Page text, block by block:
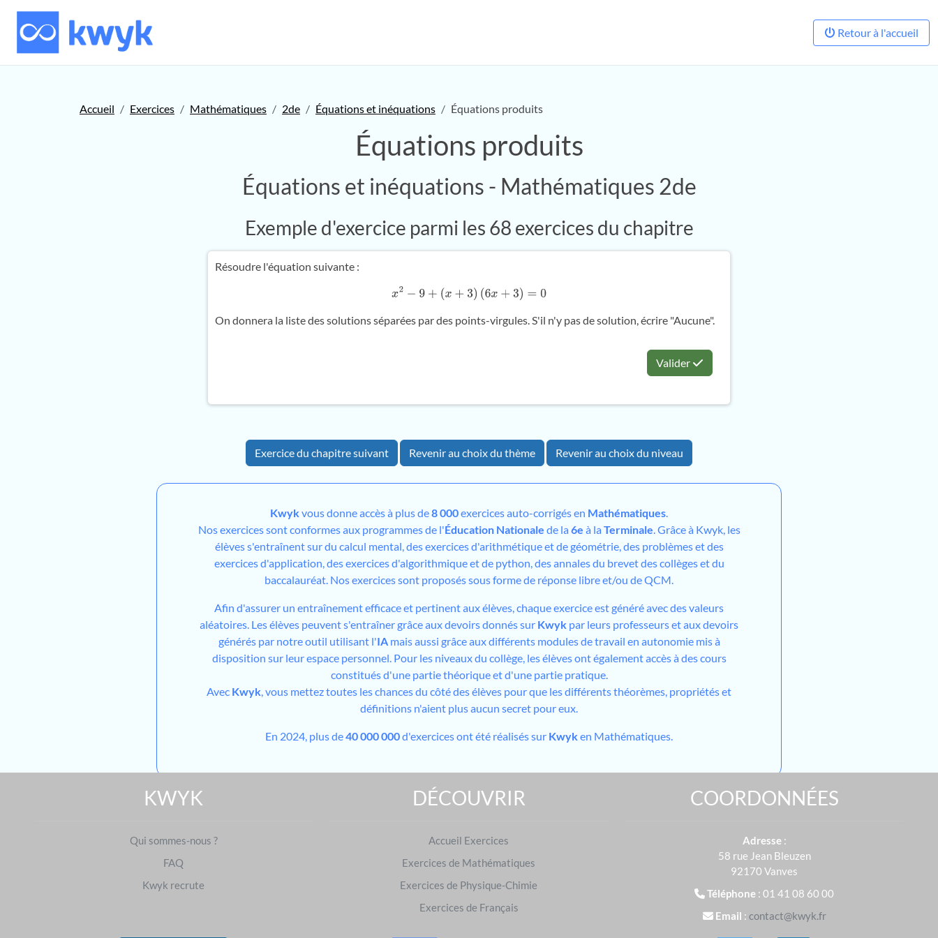
Retour à l'accueil
Accueil Exercices Mathématiques 2de Équations et inéquations Équations produits
Équations produits
Équations et inéquations - Mathématiques 2de
Exemple d'exercice parmi les 68 exercices du chapitre
Résoudre l'équation suivante :
x2− 9+( x+ 3)( 6x+3)= 0
On donnera la liste des solutions séparées par des points-virgules. S'il n'y pas de solution, écrire "Aucune".
Valider
Exercice du chapitre suivant Revenir au choix du thème Revenir au choix du niveau
Kwykvous donne accès à plus de8 000exercices auto-corrigés en Mathématiques.
Nos exercices sont conformes aux programmes de l'Éducation Nationale de la 6e à la Terminale. Grâce à Kwyk, les
élèves s'entraînent sur du calcul mental, des exercices d'arithmétique et de géométrie, des problèmes et des
exercices d'application, des exercices d'algorithmique et de python, des annales du brevet des collèges et du
baccalauréat. Nos exercices sont proposés sous forme de réponse libre et/ou de QCM.
Afin d'assurer un entraînement efficace et pertinent aux élèves, chaque exercice est généré avec des valeurs
aléatoires. Les élèves peuvent s'entraîner grâce aux devoirs donnés sur Kwyk par leurs professeurs et aux devoirs
générés par notre outil utilisant l'IAmais aussi grâce aux différents modules de travail en autonomie mis à
disposition sur leur espace personnel. Pour les niveaux du collège, les élèves ont également accès à des cours
constitués d'une partie théorique et d'une partie pratique.
Avec Kwyk, vous mettez toutes les chances du côté des élèves pour que les différents théorèmes, propriétés et
définitions n'aient plus aucun secret pour eux.
En 2024, plus de40 000 000d'exercices ont été réalisés sur Kwyken Mathématiques.
Brevet des collèges|Baccalauréat
S'entraîner dans d'autres matières
KWYK
Qui sommes-nous ?
FAQ
Kwyk recrute
DÉCOUVRIR
Accueil Exercices
Exercices de Mathématiques
Exercices de Physique-Chimie
Exercices de Français
COORDONNÉES
Adresse :
58 rue Jean Bleuzen
92170 Vanves
Téléphone : 01 41 08 60 00
Email : contact@kwyk.fr